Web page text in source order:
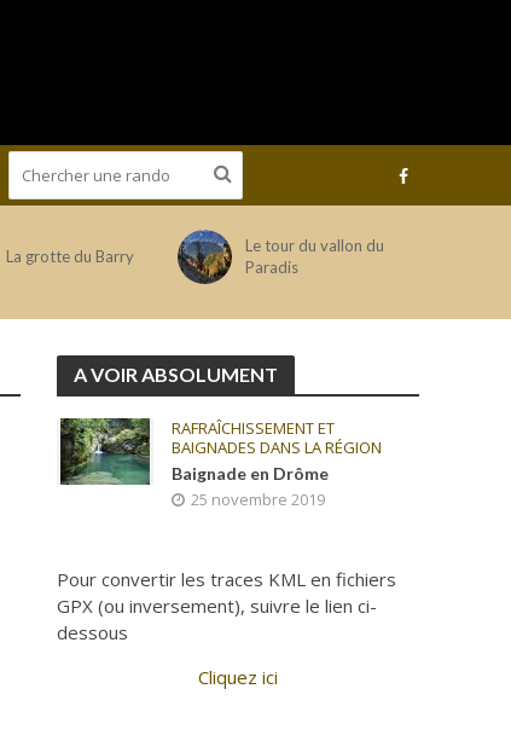
La grotte du Barry
Le tour du vallon du
Paradis
A VOIR ABSOLUMENT
RAFRAÎCHISSEMENT ET
BAIGNADES DANS LA RÉGION
Baignade en Drôme
25 novembre 2019
Pour convertir les traces KML en fichiers
GPX (ou inversement), suivre le lien ci-
dessous
Cliquez ici